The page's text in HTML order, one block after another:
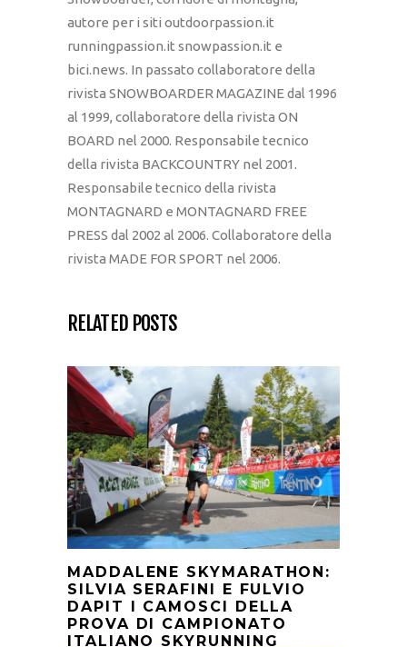
autore per i siti outdoorpassion.it
runningpassion.it snowpassion.it e
bici.news. In passato collaboratore della
rivista SNOWBOARDER MAGAZINE dal 1996
al 1999, collaboratore della rivista ON
BOARD nel 2000. Responsabile tecnico
della rivista BACKCOUNTRY nel 2001.
Responsabile tecnico della rivista
MONTAGNARD e MONTAGNARD FREE
PRESS dal 2002 al 2006. Collaboratore della
rivista MADE FOR SPORT nel 2006.
RELATED POSTS
MADDALENE SKYMARATHON:
SILVIA SERAFINI E FULVIO
DAPIT I CAMOSCI DELLA
PROVA DI CAMPIONATO
ITALIANO SKYRUNNING